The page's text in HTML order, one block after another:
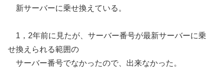
新サーバーに乗せ換えている。
1，2年前に見たが、サーバー番号が最新サーバーに乗
せ換えられる範囲の
サーバー番号でなかったので、出来なかった。